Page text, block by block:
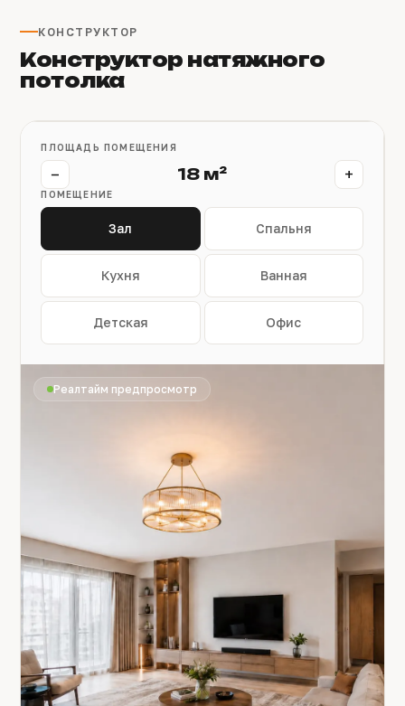
КОНСТРУКТОР
Конструктор натяжного
потолка
ПЛОЩАДЬ ПОМЕЩЕНИЯ
− 18 м² +
ПОМЕЩЕНИЕ
Зал Спальня
Кухня Ванная
Детская Офис
Реалтайм предпросмотр